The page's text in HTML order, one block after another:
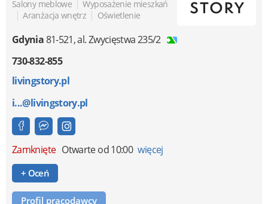
Salony meblowe | Wyposażenie mieszkań
| Aranżacja wnętrz | Oświetlenie
Gdynia81-521,al. Zwycięstwa 235/2
730-832-855
livingstory.pl
i...@livingstory.pl
Zamknięte Otwarte od 10:00 więcej
+ Oceń
Profil pracodawcy